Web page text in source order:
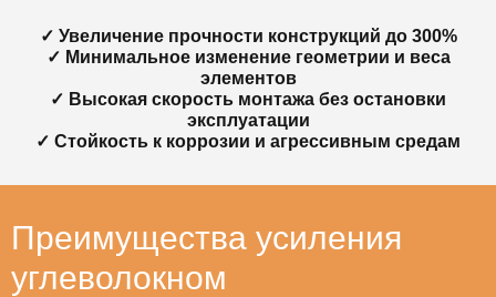
✓ Увеличение прочности конструкций до 300%
✓ Минимальное изменение геометрии и веса
элементов
✓ Высокая скорость монтажа без остановки
эксплуатации
✓ Стойкость к коррозии и агрессивным средам
Преимущества усиления
углеволокном